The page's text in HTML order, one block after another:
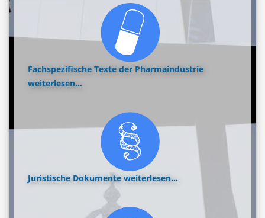
Fachspezifische Texte der Pharmaindustrie
weiterlesen...
Juristische Dokumente weiterlesen...